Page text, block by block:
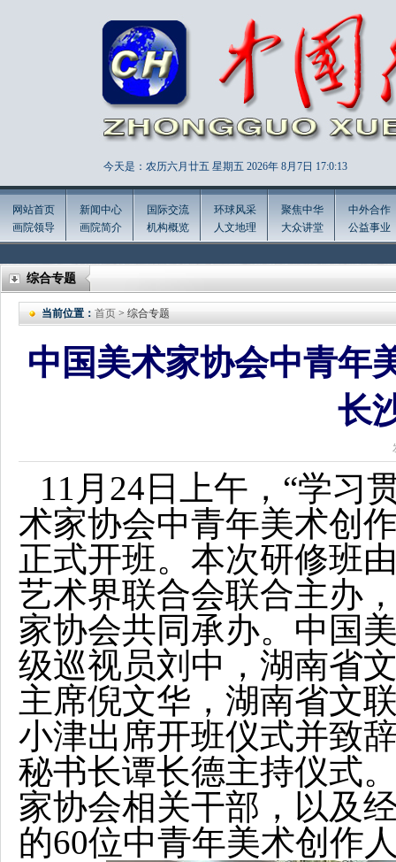
今天是：农历六月廿五 星期五 2026年 8月7日 17:0:15
网站首页
画院领导
新闻中心
画院简介
国际交流
机构概览
环球风采
人文地理
聚焦中华
大众讲堂
中外合作
公益事业
综合专题
当前位置： 首页 > 综合专题
中国美术家协会中青年
长
11月24日上午，“学
术家协会中青年美术创
正式开班。本次研修班
艺术界联合会联合主办
家协会共同承办。中国
级巡视员刘中，湖南省
主席倪文华，湖南省文
小津出席开班仪式并致
秘书长谭长德主持仪式
家协会相关干部，以及
的60位中青年美术创作